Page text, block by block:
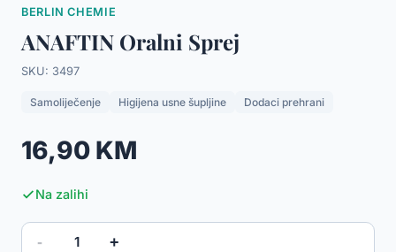
BERLIN CHEMIE
ANAFTIN Oralni Sprej
SKU: 3497
Samoliječenje Higijena usne šupljine Dodaci prehrani
16,90 KM
Na zalihi
- 1 +